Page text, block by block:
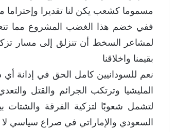
مسموما كشعب يكن لنا تقديرا وإحتراما
ففي خضم هذا الغضب المشروع مما
لمشاعر السخط أن تنزلق إلى مسار
بقيمنا واخلاقنا
نعم للسودانيين كامل الحق في إدانة
المليشيا وترتكب الجرائم والقتل
لتشمل شعوبًا لتزكية الفرقة والشتات
السعودي والإماراتي في صراع سياسي لا